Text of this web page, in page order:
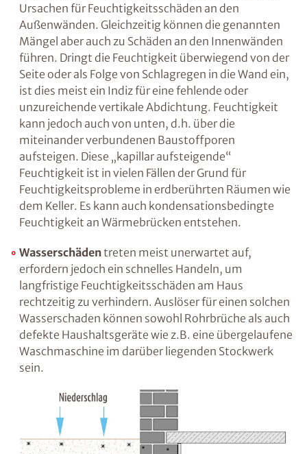
Baumängelwie Defekte an Dachrändern,
Dachrinnen oder den äußeren Fensterbänken,
aber auch schlecht abgedichtete Balkone
gehören zu den häufigsten Ursachen für
Feuchtigkeitsschäden an den Außenwänden.
Gleichzeitig können die genannten Mängel
aber auch zu Schäden an den Innenwänden
führen. Dringt die Feuchtigkeit überwiegend
von der Seite oder als Folge von Schlagregen in
fehlende oder unzureichende vertikale
Abdichtung. Feuchtigkeit kann jedoch auch
von unten, d.h. über die miteinander
verbundenen Baustoffporen aufsteigen. Diese
„kapillar aufsteigende“ Feuchtigkeit ist in
vielen Fällen der Grund für
Feuchtigkeitsprobleme in erdberührten
Räumen wie dem Keller. Es kann auch
Wärmebrücken entstehen.
Wasserschädentreten meist unerwartet auf,
erfordern jedoch ein schnelles Handeln, um